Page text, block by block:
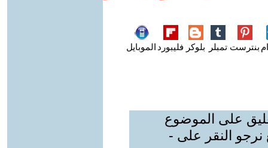
بنترست تمبلر بلوكر فليبورد الموبايل
على الموضوع
نرجو النقر على -